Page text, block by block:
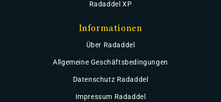
Radaddel XP
Informationen
Über Radaddel
Allgemeine Geschäftsbedingungen
Datenschutz Radaddel
Impressum Radaddel